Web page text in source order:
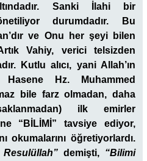
Sanki İlahi bir
durumdadır. Bu
ve Onu her şeyi bilen
Vahiy, verici telsizden
Kutlu alıcı, yani Allah’ın
Hz. Muhammed
bile farz olmadan, daha
ilk emirler
“BİLİMİ” tavsiye ediyor,
okumalarını öğretiyorlardı.
Resulüllah”demişti, “Bilimi